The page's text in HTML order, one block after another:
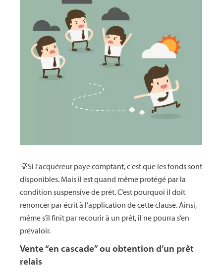
💡Si l'acquéreur paye comptant, c'est que les fonds sont
disponibles. Mais il est quand même protégé par la
condition suspensive de prêt. C’est pourquoi il doit
renoncer par écrit à l’application de cette clause. Ainsi,
même s’il finit par recourir à un prêt, il ne pourra s’en
prévaloir.
Vente “en cascade” ou obtention d’un prêt
relais